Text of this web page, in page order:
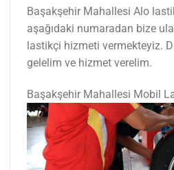
Başakşehir Mahallesi Alo
aşağıdaki numaradan bize
lastikçi hizmeti vermekteyiz.
gelelim ve hizmet verelim.
Başakşehir Mahallesi Mobil